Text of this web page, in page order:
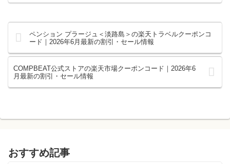
ペンション プラージュ＜淡路島＞の楽天トラベルクーポンコ
ード｜2026年6月最新の割引・セール情報
COMPBEAT公式ストアの楽天市場クーポンコード｜2026年6
月最新の割引・セール情報
おすすめ記事